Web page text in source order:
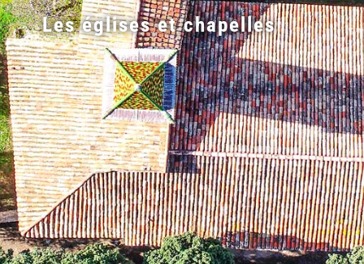
Les églises et chapelles